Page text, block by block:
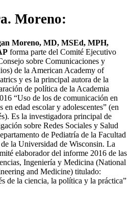
Moreno:
Moreno, MD, MSEd, MPH,
forma parte del Comité Ejecutivo
sobre Comunicaciones y
de la American Academy of
y es la principal autora de la
de política de la Academia
“Uso de los de comunicación en
en edad escolar y adolescentes” (en
Es la investigadora principal de
sobre Redes Sociales y Salud
de Pediatría de la Facultad
la Universidad de Wisconsin. La
elaborador del informe 2016 de las
Ingeniería y Medicina (National
and Medicine) titulado:
de la ciencia, la política y la práctica”